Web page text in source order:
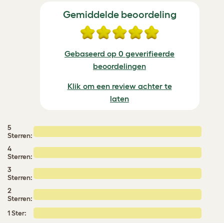
Gemiddelde beoordeling
Gebaseerd op 0 geverifieerde
beoordelingen
Klik om een review achter te
laten
5
Sterren:
4
Sterren:
3
Sterren:
2
Sterren:
1 Ster: